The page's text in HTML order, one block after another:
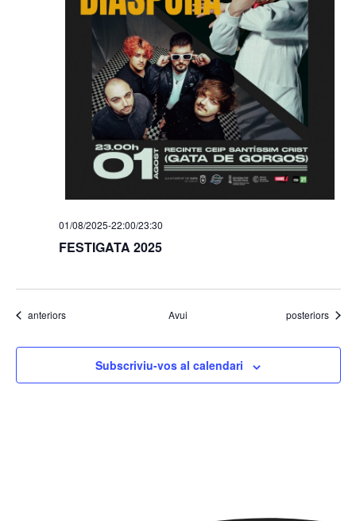
FESTIGATA 2025
01/08/2025-22:00/23:30
Esdeveniments
anteriors Avui Esdeveniments
posteriors
Subscriviu-vos al calendari